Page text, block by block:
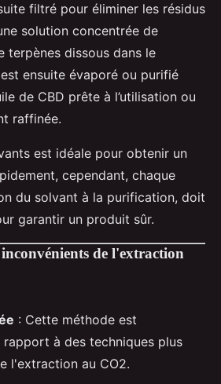
filtré pour éliminer les résidus
solution concentrée de
terpènes dissous dans le
ensuite évaporé ou purifié
de CBD prête à l’utilisation ou
raffinée.
est idéale pour obtenir un
cependant, chaque
du solvant à la purification, doit
garantir un produit sûr.
de l'extraction
: Cette méthode est
à des techniques plus
l'extraction au CO2.